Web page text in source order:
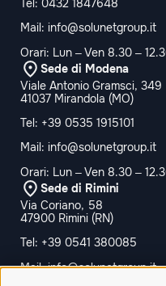
Tel: 0432 1847648
Mail: info@solunetgroup.it
Orari: Lun – Ven 8.30 –
Sede di Modena
Viale Antonio Gramsci, 349
41037 Mirandola (MO)
Tel: +39 0535 1915101
Mail: info@solunetgroup.it
Orari: Lun – Ven 8.30 –
Sede di Rimini
Via Coriano, 58
47900 Rimini (RN)
Tel: +39 0541 380085
Mail:info@solunetgroup.it